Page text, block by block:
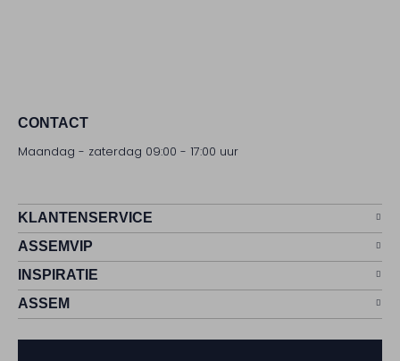
CONTACT
Maandag - zaterdag 09:00 - 17:00 uur
KLANTENSERVICE
ASSEMVIP
INSPIRATIE
ASSEM